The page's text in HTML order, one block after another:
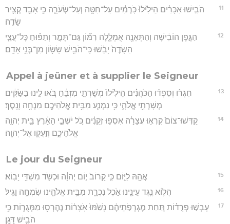
11
הֹבִ֣ישׁוּ אִכָּרִ֗ים הֵילִ֙ילוּ֙ כֹּֽרְמִ֔ים עַל־חִטָּ֖ה וְעַל־שְׂעֹרָ֑ה כִּ֥י אָבַ֖ד קְצִ֥יר
שָׂדֶֽה׃
12
הַגֶּ֣פֶן הוֹבִ֔ישָׁה וְהַתְּאֵנָ֖ה אֻמְלָ֑לָה רִמּ֞וֹן גַּם־תָּמָ֣ר וְתַפּ֗וּחַ כָּל־עֲצֵ֤י
הַשָּׂדֶה֙ יָבֵ֔שׁוּ כִּֽי־הֹבִ֥ישׁ שָׂשׂ֖וֹן מִן־בְּנֵ֥י אָדָֽם׃
Appel à jeûner et à supplier le Seigneur
13
חִגְר֨וּ וְסִפְד֜וּ הַכֹּהֲנִ֗ים הֵילִ֙ילוּ֙ מְשָׁרְתֵ֣י מִזְבֵּ֔חַ בֹּ֚אוּ לִ֣ינוּ בַשַּׂקִּ֔ים
מְשָׁרְתֵ֖י אֱלֹהָ֑י כִּ֥י נִמְנַ֛ע מִבֵּ֥ית אֱלֹהֵיכֶ֖ם מִנְחָ֥ה וָנָֽסֶךְ׃
14
קַדְּשׁוּ־צוֹם֙ קִרְא֣וּ עֲצָרָ֔ה אִסְפ֣וּ זְקֵנִ֗ים כֹּ֚ל יֹשְׁבֵ֣י הָאָ֔רֶץ בֵּ֖ית יְהוָ֣ה
אֱלֹהֵיכֶ֑ם וְזַעֲק֖וּ אֶל־יְהוָֽה׃
Le jour du Seigneur
15 אֲהָ֖הּ לַיּ֑וֹם כִּ֤י קָרוֹב֙ י֣וֹם יְהוָ֔ה וּכְשֹׁ֖ד מִשַׁדַּ֥י יָבֽוֹא׃
16 הֲל֛וֹא נֶ֥גֶד עֵינֵ֖ינוּ אֹ֣כֶל נִכְרָ֑ת מִבֵּ֥ית אֱלֹהֵ֖ינוּ שִׂמְחָ֥ה וָגִֽיל׃
17
עָבְשׁ֣וּ פְרֻד֗וֹת תַּ֚חַת מֶגְרְפֹ֣תֵיהֶ֔ם נָשַׁ֙מּוּ֙ אֹֽצָר֔וֹת נֶהֶרְס֖וּ מַמְּגֻר֑וֹת כִּ֥י
הֹבִ֖ישׁ דָּגָֽן׃